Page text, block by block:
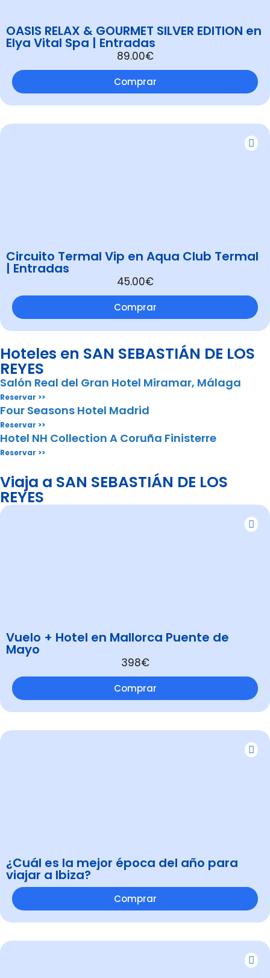
OASIS RELAX & GOURMET SILVER EDITION en
Elya Vital Spa | Entradas
89.00€
Comprar
Circuito Termal Vip en Aqua Club Termal
| Entradas
45.00€
Comprar
Hoteles en SAN SEBASTIÁN DE LOS
REYES
Salón Real del Gran Hotel Miramar, Málaga
Reservar >>
Four Seasons Hotel Madrid
Reservar >>
Hotel NH Collection A Coruña Finisterre
Reservar >>
Viaja a SAN SEBASTIÁN DE LOS
REYES
Vuelo + Hotel en Mallorca Puente de
Mayo
398€
Comprar
¿Cuál es la mejor época del año para
viajar a Ibiza?
Comprar